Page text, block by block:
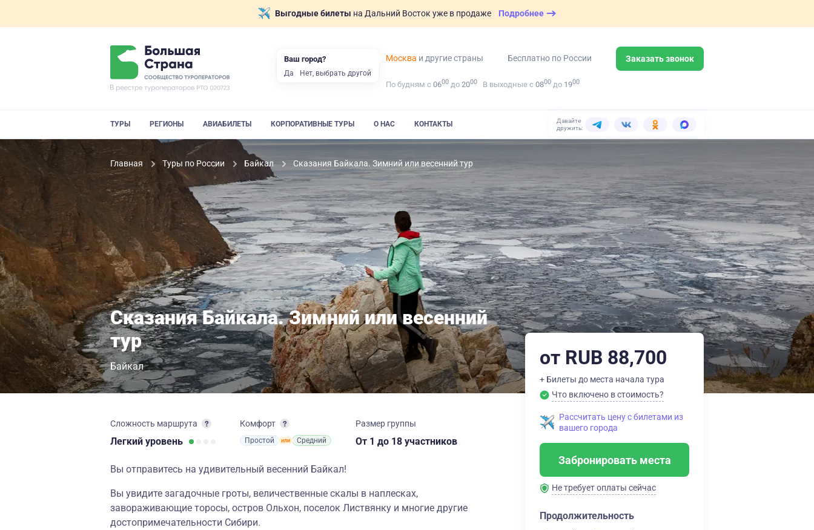
Выгодные билеты на Дальний Восток уже в продаже Подробнее
Москва и другие страны Бесплатно по России Заказать звонок
По будням с 0600 до 2000 В выходные с 0800 до 1900
ТУРЫ РЕГИОНЫ АВИАБИЛЕТЫ КОРПОРАТИВНЫЕ ТУРЫ О НАС КОНТАКТЫ
Давайте
дружить:
Главная Туры по России Байкал Сказания Байкала. Зимний или весенний тур
Сказания Байкала. Зимний или весенний
тур
Байкал
Сложность маршрута
Легкий уровень
Комфорт
Простой Средний
Размер группы
От 1 до 18 участников
Вы отправитесь на удивительный весенний Байкал!
Вы увидите загадочные гроты, величественные скалы в наплесках,
завораживающие торосы, остров Ольхон, поселок Листвянку и многие другие
достопримечательности Сибири.
от RUB 88,700
+ Билеты до места начала тура
Что включено в стоимость?
Рассчитать цену с билетами из
вашего города
Забронировать места
Не требует оплаты сейчас
Продолжительность
Ваш город?
Да Нет, выбрать другой